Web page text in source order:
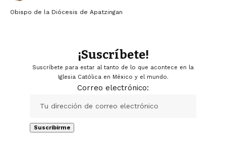
Obispo de la Diócesis de Apatzingan
¡Suscríbete!
Suscríbete para estar al tanto de lo que acontece en la
Iglesia Católica en México y el mundo.
Correo electrónico: